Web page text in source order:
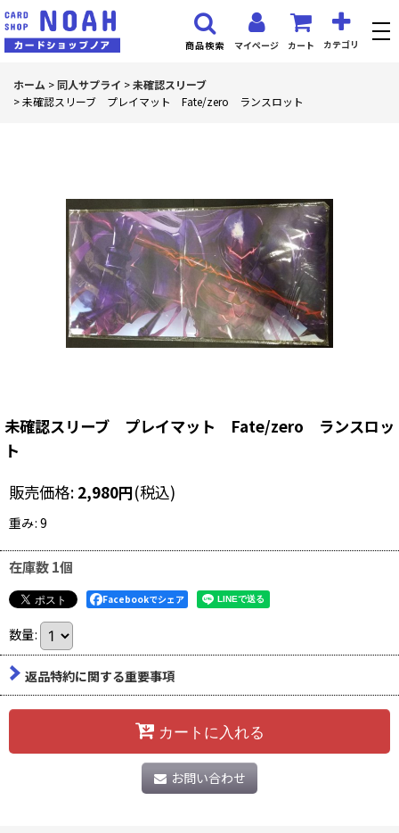
マイページ カート カテゴリ
商品検索
ホーム > 同人サプライ >未確認スリーブ
>未確認スリーブ プレイマット Fate/zero ランスロット
未確認スリーブ プレイマット Fate/zero ランスロッ
ト
販売価格: 2,980円(税込)
重み: 9
在庫数 1個
Facebookでシェア
数量:
返品特約に関する重要事項
カートに入れる
お問い合わせ